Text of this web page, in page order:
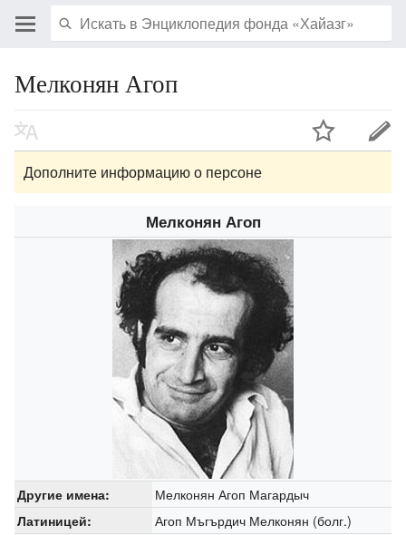
Мелконян Агоп
Дополните информацию о персоне
Мелконян Агоп
Другие имена: Мелконян Агоп Магардыч
Латиницей: Агоп Мъгърдич Мелконян (болг.)